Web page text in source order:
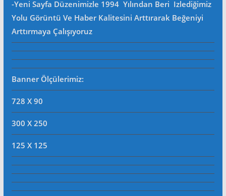
-Yeni Sayfa Düzenimizle 1994 Yılından Beri Izlediğimiz
Yolu Görüntü Ve Haber Kalitesini Arttırarak Beğeniyi
Arttırmaya Çalışıyoruz
Banner Ölçülerimiz:
728 X 90
300 X 250
125 X 125